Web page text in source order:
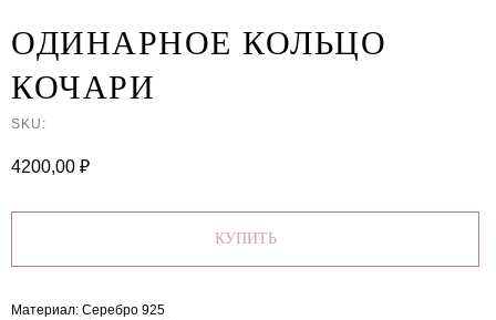
ОДИНАРНОЕ КОЛЬЦО
КОЧАРИ
SKU:
4200,00 ₽
КУПИТЬ
Материал: Серебро 925